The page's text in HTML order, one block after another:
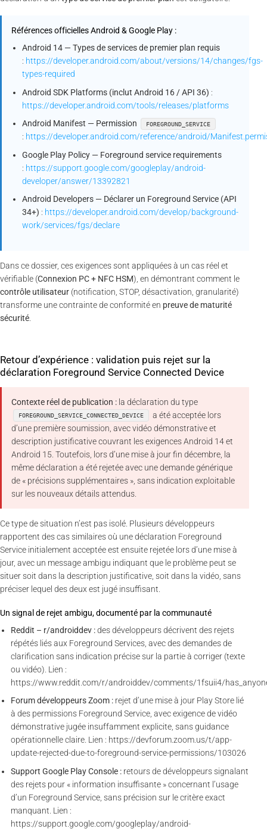
Références officielles Android & Google Play :
Android 14 — Types de services de premier plan requis
: https://developer.android.com/about/versions/14/changes/fgs-
types-required
Android SDK Platforms (inclut Android 16 / API 36) :
https://developer.android.com/tools/releases/platforms
Android Manifest — Permission
FOREGROUND_SERVICE
: https://developer.android.com/reference/android/
Google Play Policy — Foreground service requirements
: https://support.google.com/googleplay/android-
developer/answer/13392821
Android Developers — Déclarer un Foreground Service (API
34+) : https://developer.android.com/develop/background-
work/services/fgs/declare
Dans ce dossier, ces exigences sont appliquées à un cas réel et
vérifiable (Connexion PC + NFC HSM), en démontrant comment le
contrôle utilisateur (notification, STOP, désactivation, granularité)
transforme une contrainte de conformité en preuve de maturité
sécurité.
Retour d’expérience : validation puis rejet sur la
déclaration Foreground Service Connected Device
Contexte réel de publication : la déclaration du type
FOREGROUND_SERVICE_CONNECTED_DEVICE
a été acceptée lors
d’une première soumission, avec vidéo démonstrative et
description justificative couvrant les exigences Android 14 et
Android 15. Toutefois, lors d’une mise à jour fin décembre, la
même déclaration a été rejetée avec une demande générique
de « précisions supplémentaires », sans indication exploitable
sur les nouveaux détails attendus.
Ce type de situation n’est pas isolé. Plusieurs développeurs
rapportent des cas similaires où une déclaration Foreground
Service initialement acceptée est ensuite rejetée lors d’une mise à
jour, avec un message ambigu indiquant que le problème peut se
situer soit dans la description justificative, soit dans la vidéo, sans
préciser lequel des deux est jugé insuffisant.
Un signal de rejet ambigu, documenté par la communauté
Reddit – r/androiddev :des développeurs décrivent des rejets
répétés liés aux Foreground Services, avec des demandes de
clarification sans indication précise sur la partie à corriger (texte
ou vidéo). Lien :
https://www.reddit.com/r/androiddev/comments/1fsuii4/
Forum développeurs Zoom : rejet d’une mise à jour Play Store lié
à des permissions Foreground Service, avec exigence de vidéo
démonstrative jugée insuffamment explicite, sans guidance
opérationnelle claire. Lien : https://devforum.zoom.us/t/app-
update-rejected-due-to-foreground-service-permissions/103026
Support Google Play Console : retours de développeurs signalant
des rejets pour « information insuffisante » concernant l’usage
d’un Foreground Service, sans précision sur le critère exact
manquant. Lien :
https://support.google.com/googleplay/android-